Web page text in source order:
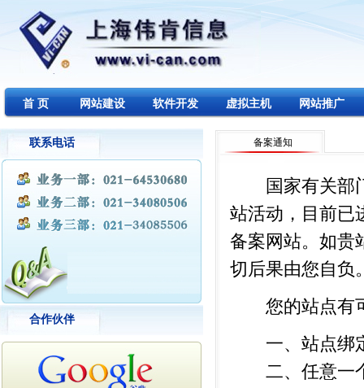
首 页 网站建设 软件开发 虚拟主机 网站推广
联系电话
合作伙伴
备案通知
国家有关部门
站活动，目前已
备案网站。如贵
切后果由您自负
您的站点有可
一、站点绑定
二、任意一个